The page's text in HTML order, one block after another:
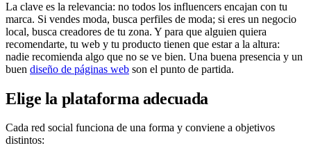
La clave es la relevancia: no todos los influencers encajan con tu
marca. Si vendes moda, busca perfiles de moda; si eres un negocio
local, busca creadores de tu zona. Y para que alguien quiera
recomendarte, tu web y tu producto tienen que estar a la altura:
nadie recomienda algo que no se ve bien. Una buena presencia y un
buen diseño de páginas web son el punto de partida.
Elige la plataforma adecuada
Cada red social funciona de una forma y conviene a objetivos
distintos: